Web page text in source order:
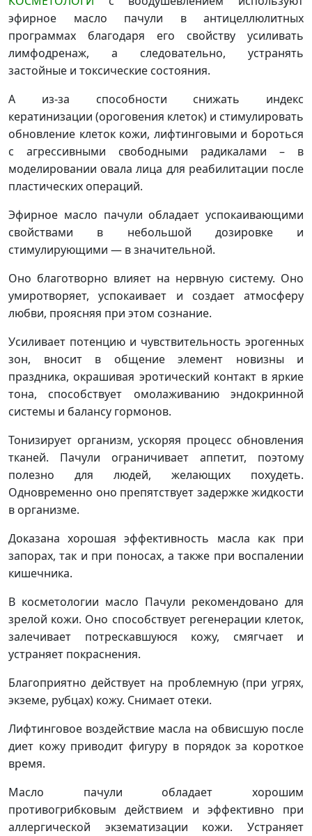
эфирное масло пачули в антицеллюлитных
программах благодаря его свойству усиливать
лимфодренаж, а следовательно, устранять
застойные и токсические состояния.
А из-за способности снижать индекс
кератинизации (ороговения клеток) и стимулировать
обновление клеток кожи, лифтинговыми и бороться
с агрессивными свободными радикалами – в
моделировании овала лица для реабилитации после
пластических операций.
Эфирное масло пачули обладает успокаивающими
свойствами в небольшой дозировке и
стимулирующими — в значительной.
Оно благотворно влияет на нервную систему. Оно
умиротворяет, успокаивает и создает атмосферу
любви, проясняя при этом сознание.
Усиливает потенцию и чувствительность эрогенных
зон, вносит в общение элемент новизны и
праздника, окрашивая эротический контакт в яркие
тона, способствует омолаживанию эндокринной
системы и балансу гормонов.
Тонизирует организм, ускоряя процесс обновления
тканей. Пачули ограничивает аппетит, поэтому
полезно для людей, желающих похудеть.
Одновременно оно препятствует задержке жидкости
в организме.
Доказана хорошая эффективность масла как при
запорах, так и при поносах, а также при воспалении
кишечника.
В косметологии масло Пачули рекомендовано для
зрелой кожи. Оно способствует регенерации клеток,
залечивает потрескавшуюся кожу, смягчает и
устраняет покраснения.
Благоприятно действует на проблемную (при угрях,
экземе, рубцах) кожу. Снимает отеки.
Лифтинговое воздействие масла на обвисшую после
диет кожу приводит фигуру в порядок за короткое
время.
Масло пачули обладает хорошим
противогрибковым действием и эффективно при
аллергической экзематизации кожи. Устраняет